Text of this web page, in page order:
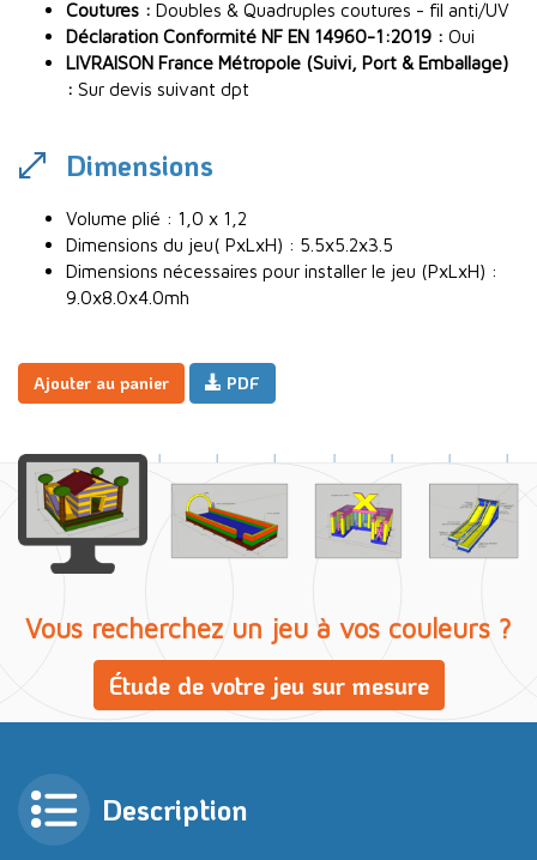
Coutures : Doubles & Quadruples coutures - fil anti/UV
Déclaration Conformité NF EN 14960-1:2019 : Oui
LIVRAISON France Métropole (Suivi, Port & Emballage)
: Sur devis suivant dpt
Dimensions
Volume plié : 1,0 x 1,2
Dimensions du jeu( PxLxH) : 5.5x5.2x3.5
Dimensions nécessaires pour installer le jeu (PxLxH) :
9.0x8.0x4.0mh
Ajouter au panier PDF
Vous recherchez un jeu à vos couleurs ?
Étude de votre jeu sur mesure
Description